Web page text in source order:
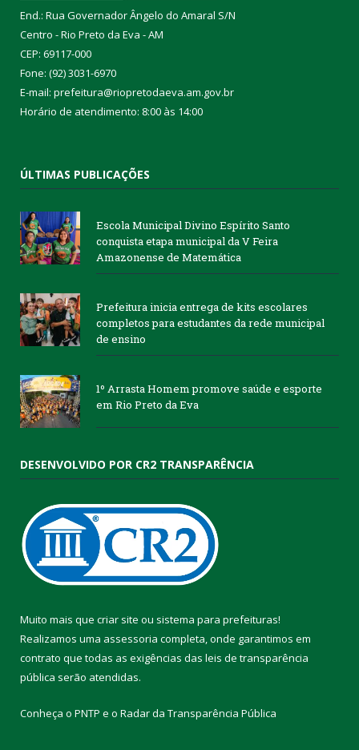
End.: Rua Governador Ângelo do Amaral S/N
Centro - Rio Preto da Eva - AM
CEP: 69117-000
Fone: (92) 3031-6970
E-mail: prefeitura@riopretodaeva.am.gov.br
Horário de atendimento: 8:00 às 14:00
ÚLTIMAS PUBLICAÇÕES
Escola Municipal Divino Espírito Santo
conquista etapa municipal da V Feira
Amazonense de Matemática
Prefeitura inicia entrega de kits escolares
completos para estudantes da rede municipal
de ensino
1º Arrasta Homem promove saúde e esporte
em Rio Preto da Eva
DESENVOLVIDO POR CR2 TRANSPARÊNCIA
Muito mais que criar site ou sistema para prefeituras!
Realizamos uma assessoria completa, onde garantimos em
contrato que todas as exigências das leis de transparência
pública serão atendidas.
Conheça o PNTP e o Radar da Transparência Pública